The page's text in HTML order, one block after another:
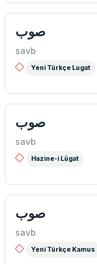
صوب
savb
Yeni Türkçe Lugat
صوب
savb
Hazine-i Lûgat
صوب
savb
Yeni Türkçe Kamus